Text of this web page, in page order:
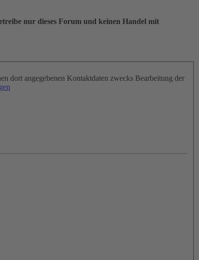
nur dieses Forum und keinen Handel mit
dort angegebenen Kontaktdaten zwecks Bearbeitung der